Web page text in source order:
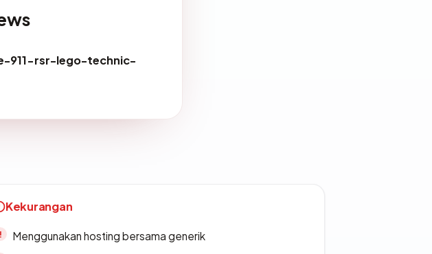
911-rsr-lego-technic-
Kekurangan
Menggunakan hosting bersama generik